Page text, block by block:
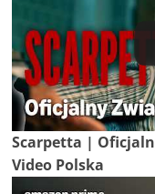
Scarpetta |
Video Polska